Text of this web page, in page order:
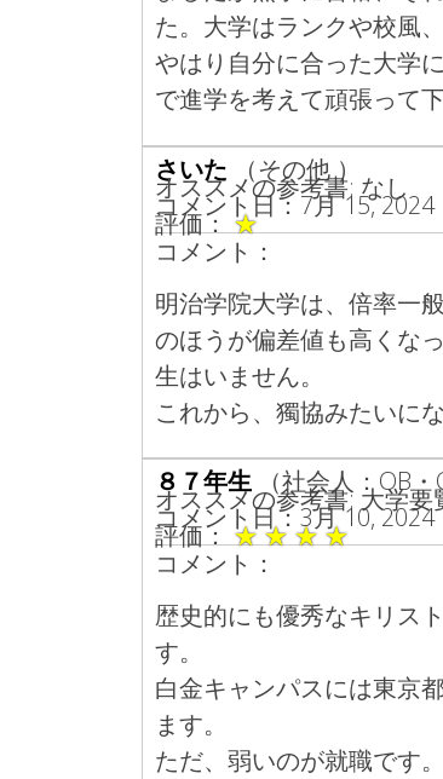
た。大学はランクや校風
やはり自分に合った大学
で進学を考えて頑張って下
さいた （その他 ）
オススメの参考書: なし
コメント日：7月 15, 2024
評価： ★
コメント：
明治学院大学は、倍率一
のほうが偏差値も高くな
生はいません。
これから、獨協みたいに
８７年生 （社会人：OB・
オススメの参考書: 大学要
コメント日：3月 10, 2024
評価： ★★ ★ ★
コメント：
歴史的にも優秀なキリス
す。
白金キャンパスには東京
ます。
ただ、弱いのが就職です。